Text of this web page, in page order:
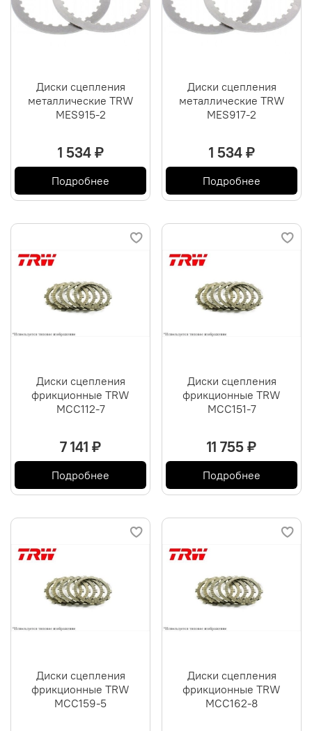
Диски сцепления
металлические TRW
MES915-2
1 534 ₽
Подробнее
Диски сцепления
металлические TRW
MES917-2
1 534 ₽
Подробнее
Диски сцепления
фрикционные TRW
MCC112-7
7 141 ₽
Подробнее
Диски сцепления
фрикционные TRW
MCC151-7
11 755 ₽
Подробнее
Диски сцепления
фрикционные TRW
MCC159-5
Диски сцепления
фрикционные TRW
MCC162-8